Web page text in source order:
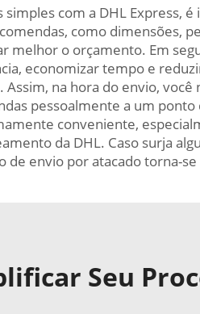
simples com a DHL Express,
como dimensões,
melhor o orçamento. Em
economizar tempo e
Assim, na hora do envio,
pessoalmente a um
conveniente,
da DHL. Caso surja
de envio por atacado torna-
Seu